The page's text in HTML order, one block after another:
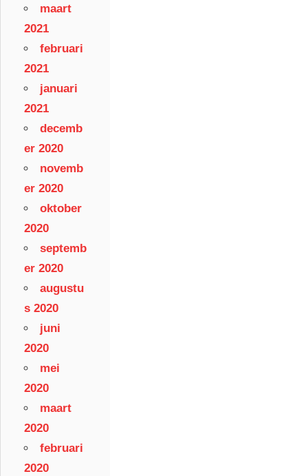
maart
2021
februari
2021
januari
2021
decemb
er 2020
novemb
er 2020
oktober
2020
septemb
er 2020
augustu
s 2020
juni
2020
mei
2020
maart
2020
februari
2020